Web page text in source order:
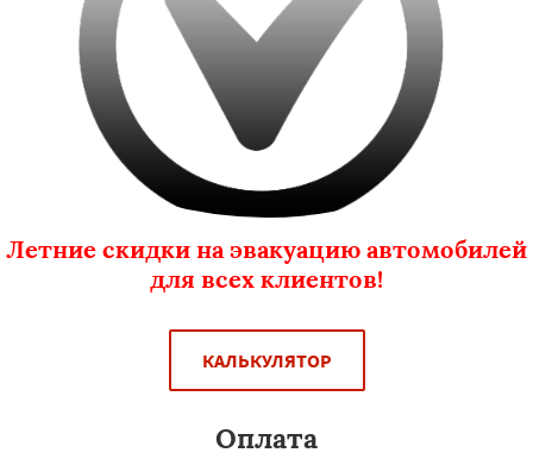
Летние скидки на эвакуацию автомобилей
для всех клиентов!
КАЛЬКУЛЯТОР
Оплата